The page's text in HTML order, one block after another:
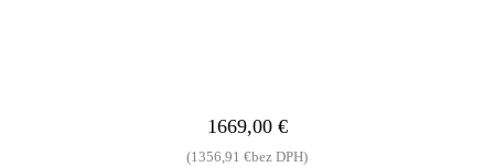
1669,00 €
(1356,91 €bez DPH)